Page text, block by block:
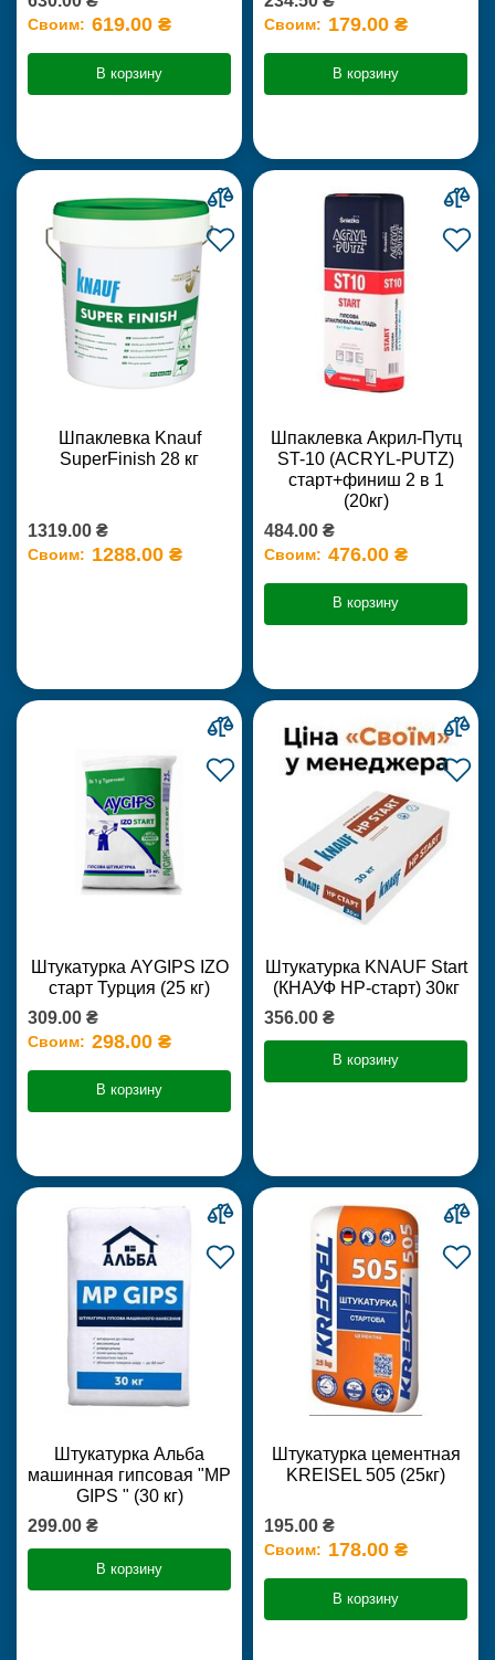
Своим: 619.00 ₴
В корзину
Своим: 179.00 ₴
В корзину
Шпаклевка Knauf
SuperFinish 28 кг
1319.00 ₴
Своим: 1288.00 ₴
Шпаклевка Акрил-Путц
ST-10 (ACRYL-PUTZ)
старт+финиш 2 в 1
(20кг)
484.00 ₴
Своим: 476.00 ₴
В корзину
Штукатурка AYGIPS IZO
старт Турция (25 кг)
309.00 ₴
Своим: 298.00 ₴
В корзину
Штукатурка KNAUF Start
(КНАУФ НР-старт) 30кг
356.00 ₴
В корзину
Штукатурка Альба
машинная гипсовая "MP
GIPS " (30 кг)
299.00 ₴
В корзину
Штукатурка цементная
KREISEL 505 (25кг)
195.00 ₴
Своим: 178.00 ₴
В корзину